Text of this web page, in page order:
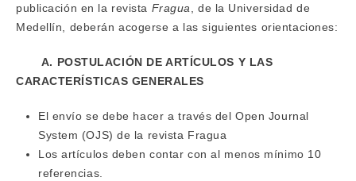
publicación en la revista Fragua
, de la Universidad de
Medellín, deberán acogerse a las siguientes orientaciones:
A. POSTULACIÓN DE ARTÍCULOS Y LAS
CARACTERÍSTICAS GENERALES
El envío se debe hacer a través del Open Journal
System (OJS) de la revista Fragua
Los artículos deben contar con al menos mínimo 10
referencias.